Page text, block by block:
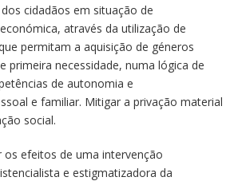
cidadãos em situação de
através da utilização de
permitam a aquisição de géneros
primeira necessidade, numa lógica de
de autonomia e
e familiar. Mitigar a privação material
social.
os efeitos de uma intervenção
e estigmatizadora da